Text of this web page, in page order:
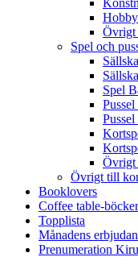
Övrigt
Spel och
Spel
Övrigt
Övrigt till
Booklovers
Coffee table-böcker
Topplista
Månadens
Prenumeration